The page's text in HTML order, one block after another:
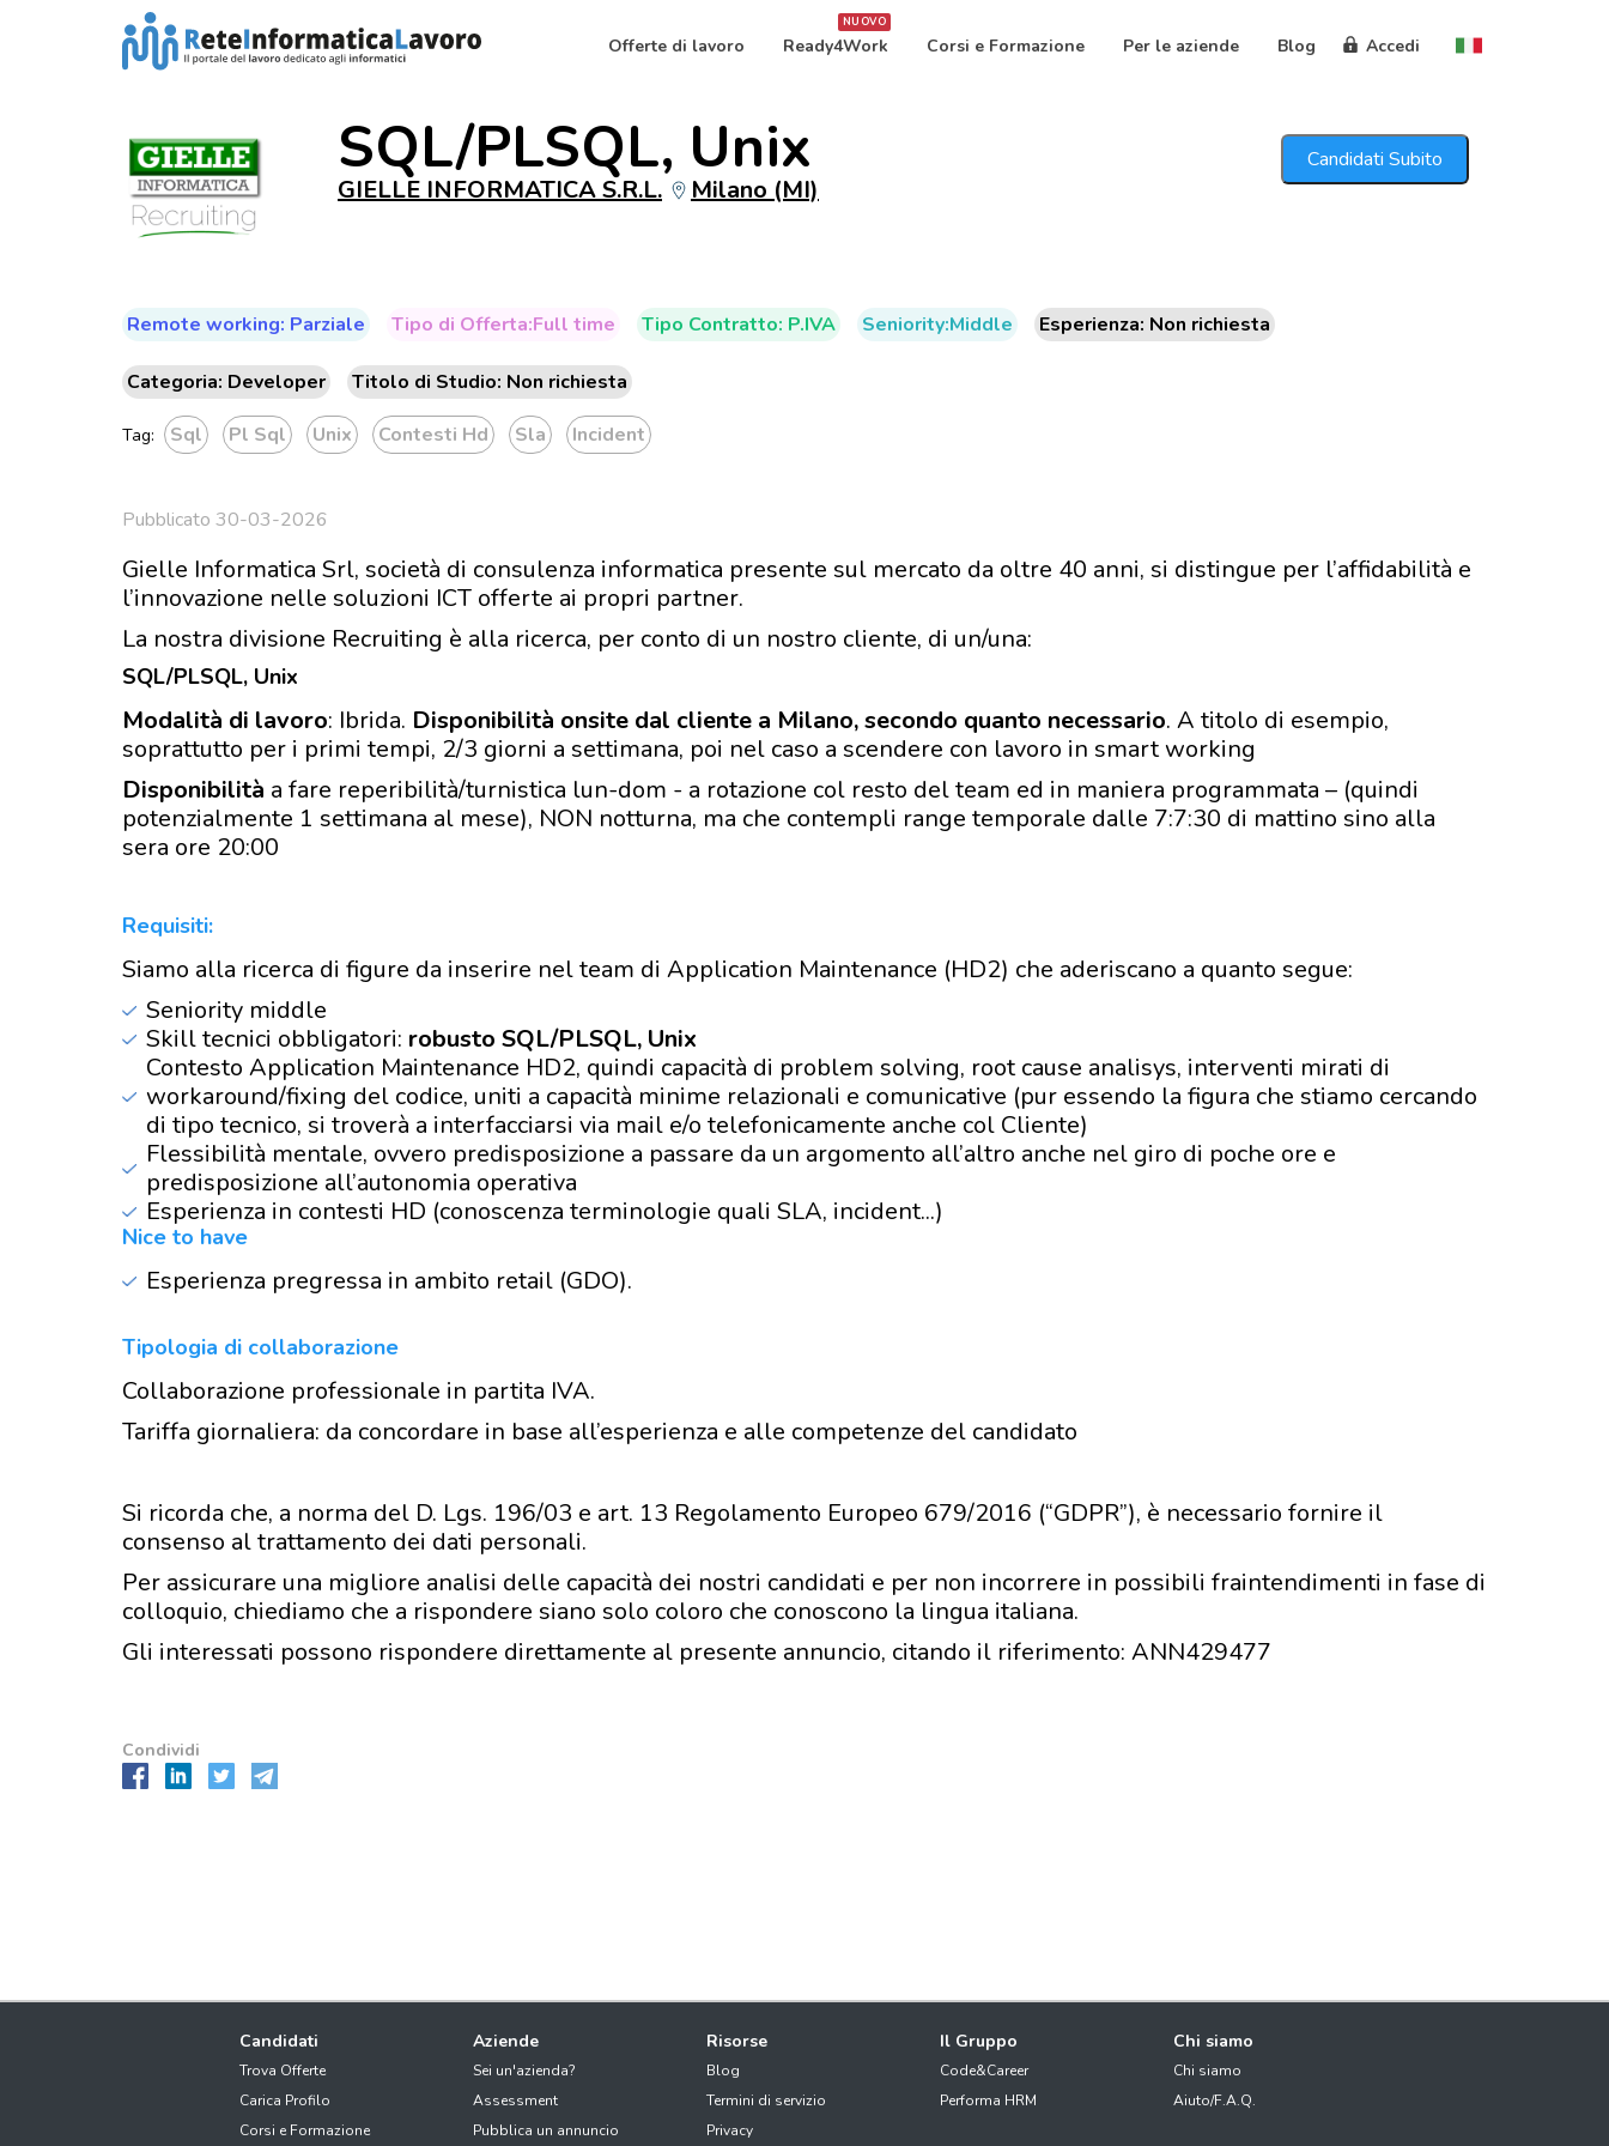
Offerte di lavoro
NUOVO
Ready4Work Corsi e Formazione Per le aziende Blog Accedi
SQL/PLSQL, Unix
GIELLE INFORMATICA S.R.L. Milano (MI)
Candidati Subito
Remote working: Parziale Tipo di Offerta:Full time Tipo Contratto: P.IVA Seniority:Middle Esperienza: Non richiesta
Categoria: Developer Titolo di Studio: Non richiesta
Tag: Sql Pl Sql Unix Contesti Hd Sla Incident
Pubblicato 30-03-2026
Gielle Informatica Srl, società di consulenza informatica presente sul mercato da oltre 40 anni, si distingue per l’affidabilità e
l’innovazione nelle soluzioni ICT offerte ai propri partner.
La nostra divisione Recruiting è alla ricerca, per conto di un nostro cliente, di un/una:
SQL/PLSQL, Unix
Modalità di lavoro: Ibrida. Disponibilità onsite dal cliente a Milano, secondo quanto necessario. A titolo di esempio,
soprattutto per i primi tempi, 2/3 giorni a settimana, poi nel caso a scendere con lavoro in smart working
Disponibilità a fare reperibilità/turnistica lun-dom - a rotazione col resto del team ed in maniera programmata – (quindi
potenzialmente 1 settimana al mese), NON notturna, ma che contempli range temporale dalle 7:7:30 di mattino sino alla
sera ore 20:00
Requisiti:
Siamo alla ricerca di figure da inserire nel team di Application Maintenance (HD2) che aderiscano a quanto segue:
Seniority middle
Skill tecnici obbligatori: robusto SQL/PLSQL, Unix
Contesto Application Maintenance HD2, quindi capacità di problem solving, root cause analisys, interventi mirati di
workaround/fixing del codice, uniti a capacità minime relazionali e comunicative (pur essendo la figura che stiamo cercando
di tipo tecnico, si troverà a interfacciarsi via mail e/o telefonicamente anche col Cliente)
Flessibilità mentale, ovvero predisposizione a passare da un argomento all’altro anche nel giro di poche ore e
predisposizione all’autonomia operativa
Esperienza in contesti HD (conoscenza terminologie quali SLA, incident...)
Nice to have
Esperienza pregressa in ambito retail (GDO).
Tipologia di collaborazione
Collaborazione professionale in partita IVA.
Tariffa giornaliera: da concordare in base all’esperienza e alle competenze del candidato
Si ricorda che, a norma del D. Lgs. 196/03 e art. 13 Regolamento Europeo 679/2016 (“GDPR”), è necessario fornire il
consenso al trattamento dei dati personali.
Per assicurare una migliore analisi delle capacità dei nostri candidati e per non incorrere in possibili fraintendimenti in fase di
colloquio, chiediamo che a rispondere siano solo coloro che conoscono la lingua italiana.
Gli interessati possono rispondere direttamente al presente annuncio, citando il riferimento: ANN429477
Condividi
Candidati
Trova Offerte
Carica Profilo
Corsi e Formazione
Aziende
Sei un'azienda?
Assessment
Pubblica un annuncio
Risorse
Blog
Termini di servizio
Privacy
Il Gruppo
Code&Career
Performa HRM
Chi siamo
Chi siamo
Aiuto/F.A.Q.